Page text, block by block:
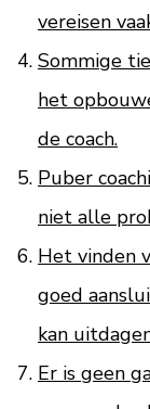
vereisen
Sommige
het
de coach.
Puber
niet alle
Het vinden
goed
kan
Er is geen